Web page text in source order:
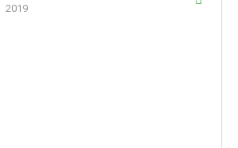
2019